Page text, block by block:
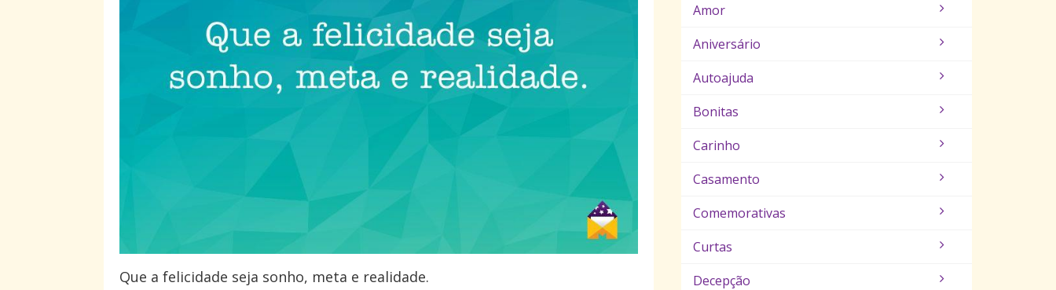
Que a felicidade seja sonho, meta e realidade.
Amor
Aniversário
Autoajuda
Bonitas
Carinho
Casamento
Comemorativas
Curtas
Decepção